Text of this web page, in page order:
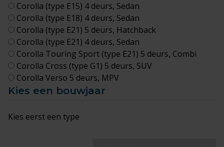
Corolla (type E15) 4 deurs, Sedan
Corolla (type E18) 4 deurs, Sedan
Corolla (type E21) 5 deurs, Hatchback
Corolla (type E21) 4 deurs, Sedan
Corolla Touring Sport (type E21) 5 deurs, Combi
Corolla Cross (type G1) 5 deurs, SUV
Corolla Verso 5 deurs, MPV
Kies een bouwjaar
Kies eerst een type